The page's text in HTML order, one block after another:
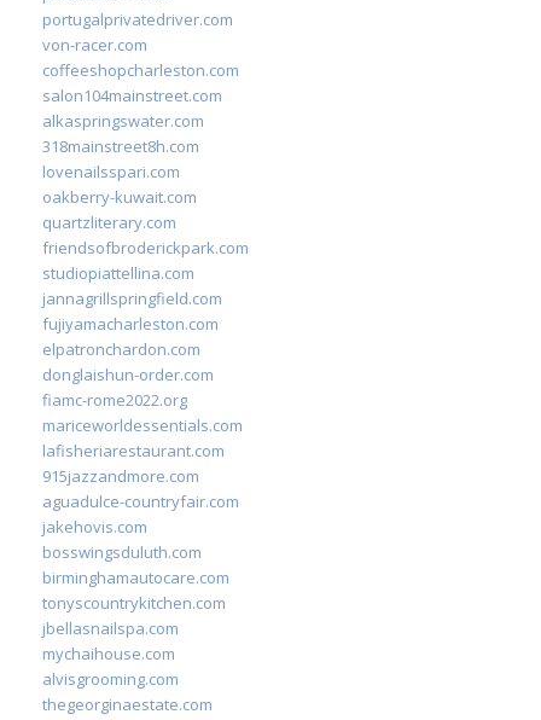
portugalprivatedriver.com
von-racer.com
coffeeshopcharleston.com
salon104mainstreet.com
alkaspringswater.com
318mainstreet8h.com
lovenailsspari.com
oakberry-kuwait.com
quartzliterary.com
friendsofbroderickpark.com
studiopiattellina.com
jannagrillspringfield.com
fujiyamacharleston.com
elpatronchardon.com
donglaishun-order.com
fiamc-rome2022.org
mariceworldessentials.com
lafisheriarestaurant.com
915jazzandmore.com
aguadulce-countryfair.com
jakehovis.com
bosswingsduluth.com
birminghamautocare.com
tonyscountrykitchen.com
jbellasnailspa.com
mychaihouse.com
alvisgrooming.com
thegeorginaestate.com